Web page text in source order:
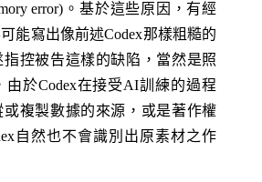
error)。基於這些原因，有經
能寫出像前述Codex那樣粗糙的
控被告這樣的缺陷，當然是照
於Codex在接受AI訓練的過程
複製數據的來源，或是著作權
自然也不會識別出原素材之作